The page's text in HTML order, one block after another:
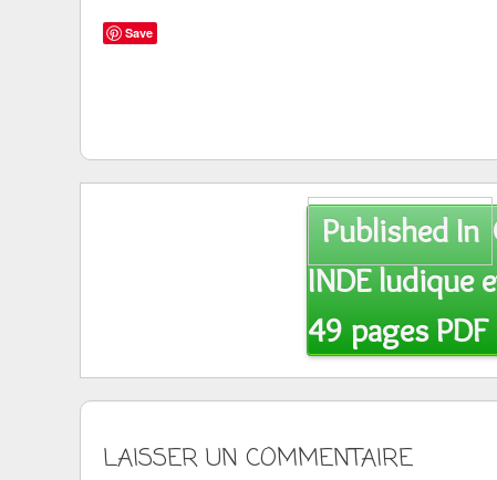
Save
Published In
INDE ludique
49 pages PDF
LAISSER UN COMMENTAIRE